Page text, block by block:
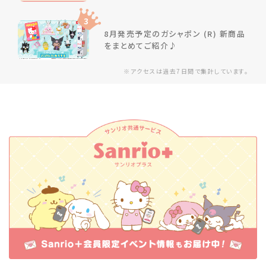
※アクセスは過去7日間で集計しています。
3
8月発売予定のガシャポン (R) 新商品
をまとめてご紹介♪